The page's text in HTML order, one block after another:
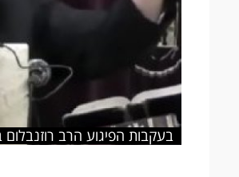
בעקבות הפיגוע הרב